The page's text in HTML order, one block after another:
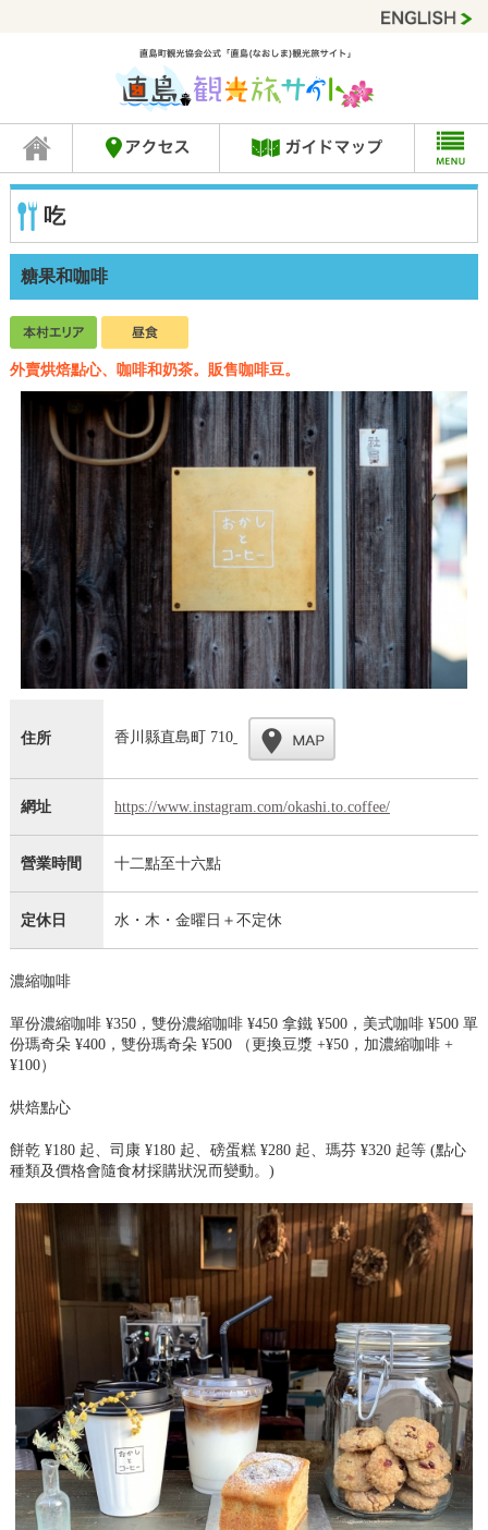
吃
糖果和咖啡
外賣烘焙點心、咖啡和奶茶。販售咖啡豆。
住所 香川縣直島町 710
網址 https://www.instagram.com/okashi.to.coffee/
營業時間 十二點至十六點
定休日 水・木・金曜日＋不定休
濃縮咖啡
單份濃縮咖啡 ¥350，雙份濃縮咖啡 ¥450 拿鐵 ¥500，美式咖啡 ¥500 單
份瑪奇朵 ¥400，雙份瑪奇朵 ¥500 （更換豆漿 +¥50，加濃縮咖啡 +
¥100）
烘焙點心
餅乾 ¥180 起、司康 ¥180 起、磅蛋糕 ¥280 起、瑪芬 ¥320 起等 (點心
種類及價格會隨食材採購狀況而變動。)